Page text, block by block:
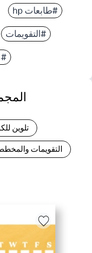
#طابعات hp
#التقويمات
تلوين
التقويمات